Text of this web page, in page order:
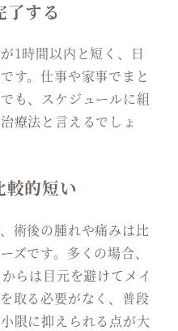
了する
1時間以内と短く、日
す。仕事や家事でまと
も、スケジュールに組
療法と言えるでしょ
較的短い
術後の腫れや痛みは比
ズです。多くの場合、
らは目元を避けてメイ
取る必要がなく、普段
限に抑えられる点が大